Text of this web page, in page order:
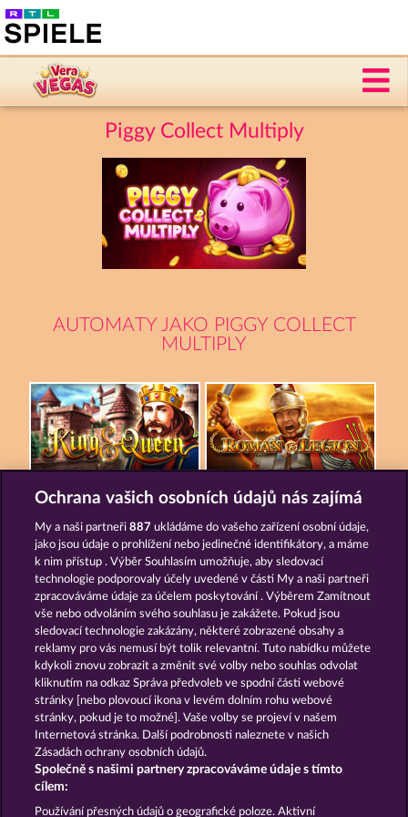
Piggy Collect Multiply
AUTOMATY JAKO PIGGY COLLECT
MULTIPLY
KING & QUEEN ROMAN LEGION
FORT BRAVE THE GRIFFIN
Podmínky Prohlášení o ochraně údajů
Kontakt Společnost Časté dotazy
Partnerský program Facebook
Ochrana vašich osobních údajů nás zajímá
My a naši partneři887 ukládáme do vašeho zařízení osobní údaje,
jako jsou údaje o prohlížení nebo jedinečné identifikátory, a máme
k nim přístup . Výběr Souhlasím umožňuje, aby sledovací
technologie podporovaly účely uvedené v části My a naši partneři
zpracováváme údaje za účelem poskytování . Výběrem Zamítnout
vše nebo odvoláním svého souhlasu je zakážete. Pokud jsou
sledovací technologie zakázány, některé zobrazené obsahy a
reklamy pro vás nemusí být tolik relevantní. Tuto nabídku můžete
kdykoli znovu zobrazit a změnit své volby nebo souhlas odvolat
kliknutím na odkaz Správa předvoleb ve spodní části webové
stránky [nebo plovoucí ikona v levém dolním rohu webové
stránky, pokud je to možné]. Vaše volby se projeví v našem
Internetová stránka. Další podrobnosti naleznete v našich
Zásadách ochrany osobních údajů.
Společně s našimi partnery zpracováváme údaje s tímto
cílem:
Používání přesných údajů o geografické poloze. Aktivní